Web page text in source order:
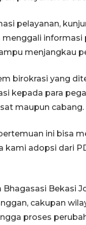
pelayanan,
menggali
menjangkau
birokrasi yang
kepada para
maupun cabang.
ini bisa
kami adopsi dari
Bekasi
cakupan
proses